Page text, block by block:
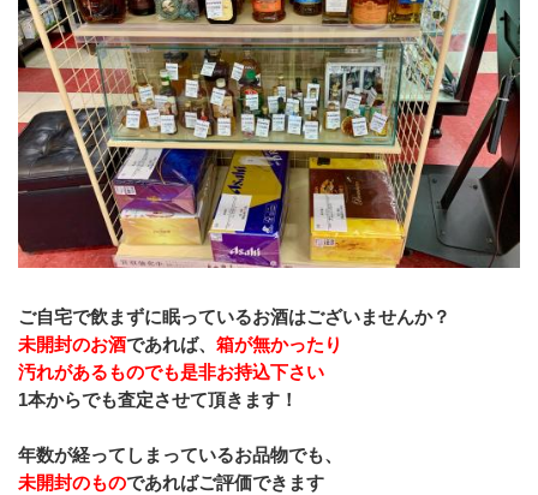
ご自宅で飲まずに眠っているお酒はございませんか？
未開封のお酒であれば、 箱が無かったり
汚れがあるものでも是非お持込下さい
1本からでも査定させて頂きます！
年数が経ってしまっているお品物でも、
未開封のものであればご評価できます